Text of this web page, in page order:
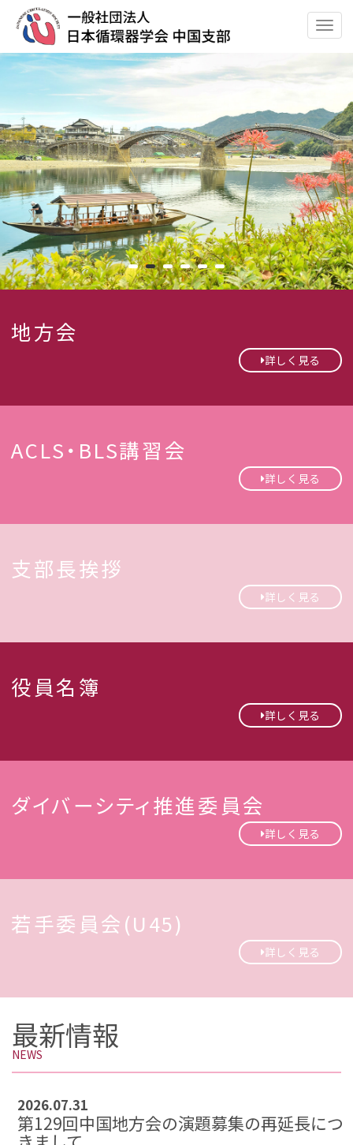
ナ
ビ
シ
ョ
ン
の
切
替
Chugoku Regional Office of
Japanese Circulation Society
1 2 3 4 5 6
地方会
詳しく見る
ACLS・BLS講習会
詳しく見る
支部長挨拶
詳しく見る
役員名簿
詳しく見る
ダイバーシティ推進委員会
詳しく見る
若手委員会(U45)
詳しく見る
最新情報
2026.07.31
第129回中国地方会の演題募集の再延長につ